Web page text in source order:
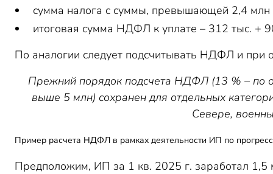
сумма налога с суммы, превышающей 2,4 млн
итоговая сумма НДФЛ к уплате – 312 тыс. +
По аналогии следует подсчитывать НДФЛ и при
Прежний порядок подсчета НДФЛ (13 % – по
выше 5 млн) сохранен для отдельных
Севере,
Пример расчета НДФЛ в рамках деятельности ИП по
Предположим, ИП за 1 кв. 2025 г. заработал 1,5